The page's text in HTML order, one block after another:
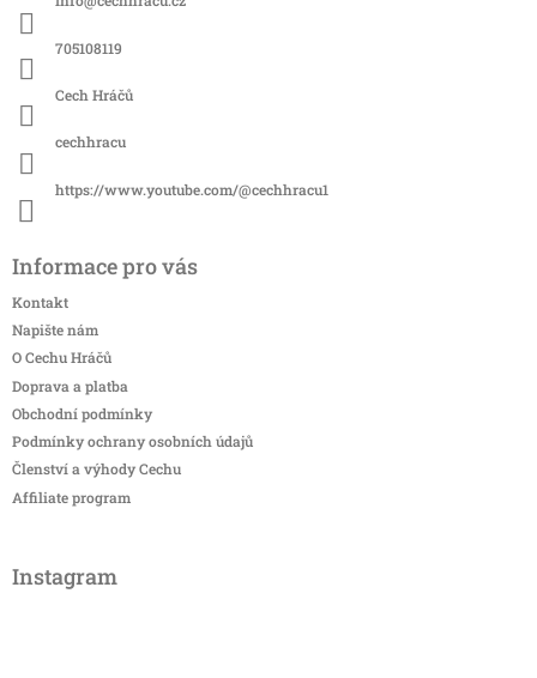
705108119
Cech Hráčů
cechhracu
https://www.youtube.com/@cechhracu1
Informace pro vás
Kontakt
Napište nám
O Cechu Hráčů
Doprava a platba
Obchodní podmínky
Podmínky ochrany osobních údajů
Členství a výhody Cechu
Affiliate program
Instagram